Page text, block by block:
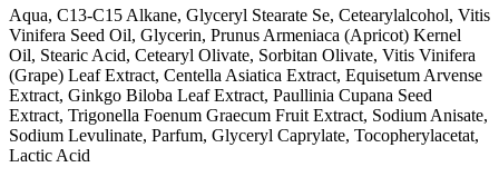
Aqua, C13-C15 Alkane, Glyceryl Stearate Se, Cetearylalcohol, Vitis
Vinifera Seed Oil, Glycerin, Prunus Armeniaca (Apricot) Kernel
Oil, Stearic Acid, Cetearyl Olivate, Sorbitan Olivate, Vitis Vinifera
(Grape) Leaf Extract, Centella Asiatica Extract, Equisetum Arvense
Extract, Ginkgo Biloba Leaf Extract, Paullinia Cupana Seed
Extract, Trigonella Foenum Graecum Fruit Extract, Sodium Anisate,
Sodium Levulinate, Parfum, Glyceryl Caprylate, Tocopherylacetat,
Lactic Acid